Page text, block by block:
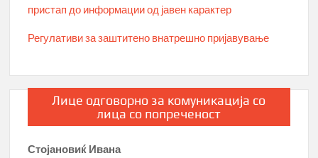
пристап до информации од јавен карактер
Регулативи за заштитено внатрешно пријавување
Лице одговорно за комуникација со
лица со попреченост
Стојановиќ Ивана